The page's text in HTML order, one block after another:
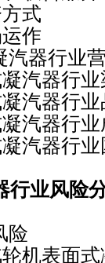
式
作
器行业
器行业
器行业
器行业
器行业
行业风险
险
面式